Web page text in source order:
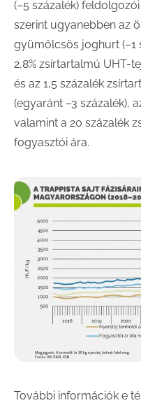
(–5 százalék)
szerint ugyanebben az
gyümölcsös joghurt (–1
2,8% zsírtartalmú UHT-
és az 1,5 százalék
(egyaránt –3 százalék),
valamint a 20 százalék
fogyasztói ára.
További információk e